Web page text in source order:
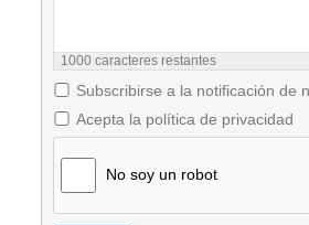
1000 caracteres restantes
Subscribirse a la notificación de
Acepta la política de privacidad
No soy un robot